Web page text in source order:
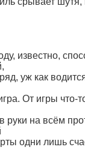
известно,
уж как
От игры что-
руки на всём
одни лишь